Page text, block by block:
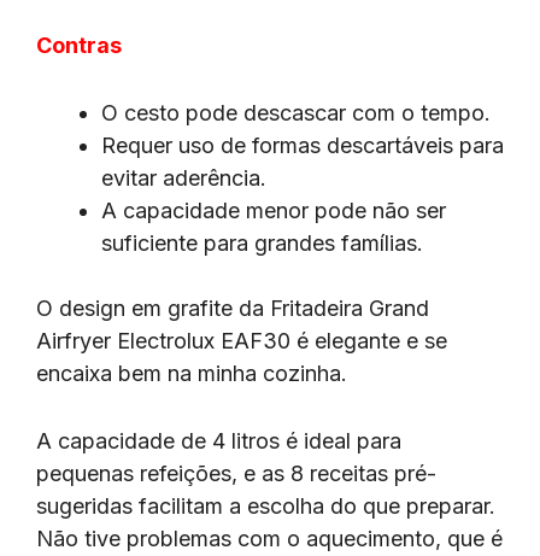
Contras
O cesto pode descascar com o tempo.
Requer uso de formas descartáveis para
evitar aderência.
A capacidade menor pode não ser
suficiente para grandes famílias.
O design em grafite da Fritadeira Grand
Airfryer Electrolux EAF30 é elegante e se
encaixa bem na minha cozinha.
A capacidade de 4 litros é ideal para
pequenas refeições, e as 8 receitas pré-
sugeridas facilitam a escolha do que preparar.
Não tive problemas com o aquecimento, que é